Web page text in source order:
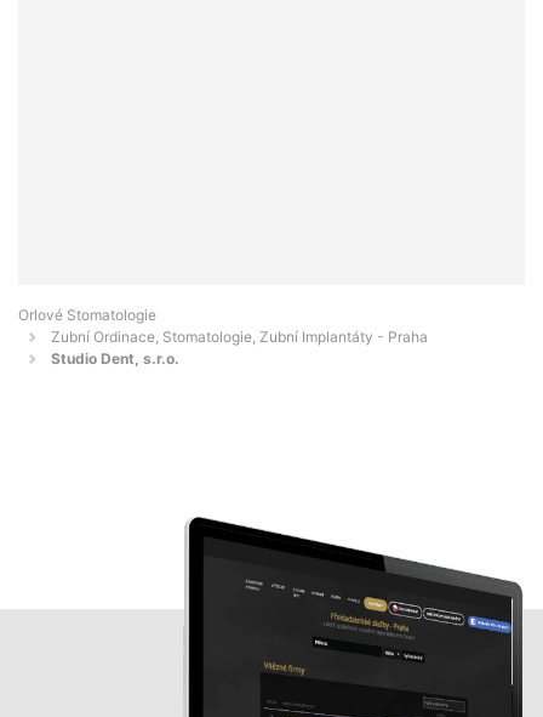
Orlové Stomatologie
Zubní Ordinace, Stomatologie, Zubní Implantáty - Praha
Studio Dent, s.r.o.